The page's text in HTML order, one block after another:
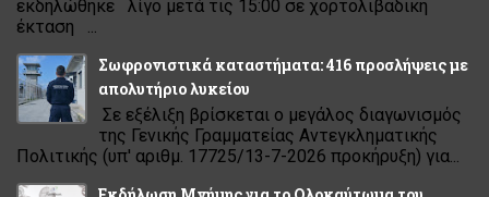
εκδηλώθηκε λίγο μετά τις 15:00 σε χορτολιβαδική
έκταση ...
Σωφρονιστικά καταστήματα: 416 προσλήψεις με
απολυτήριο λυκείου
Σε εξέλιξη βρίσκεται ο μεγάλος διαγωνισμός
της Γενικής Γραμματείας Αντεγκληματικής
Πολιτικής (υπ' αριθμ. 17725/13-7-2026 προκήρυξη) για...